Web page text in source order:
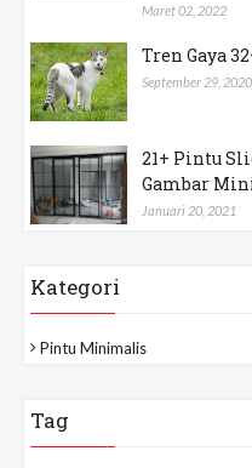
Maret 02, 2022
Tren Gaya
September 29, 2020
21+ Pintu
Gambar
Januari 20, 2021
Kategori
Pintu Minimalis
Tag